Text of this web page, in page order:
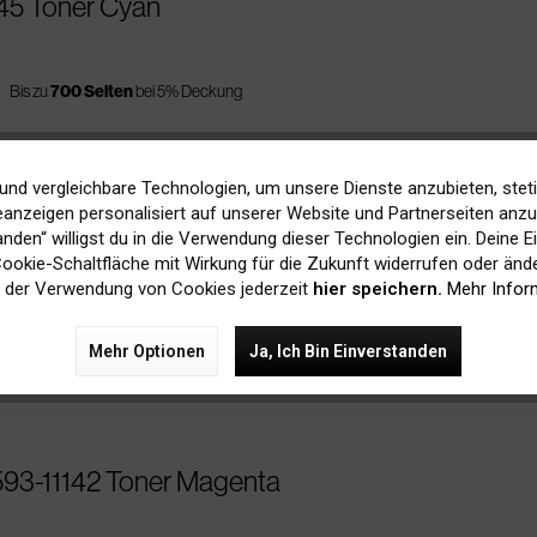
Bis zu700 Seitenbei 5% Deckung
Toner Cyan
11142 Toner Magenta
vergleichbare Technologien, um unsere Dienste anzubieten,
personalisiert auf unserer Website und Partnerseiten
willigst du in die Verwendung dieser Technologien ein. Deine
Schaltfläche mit Wirkung für die Zukunft widerrufen oder
Verwendung von Cookies jederzeit hier speichern. Mehr
Mehr Optionen Ja, Ich Bin Einverstanden